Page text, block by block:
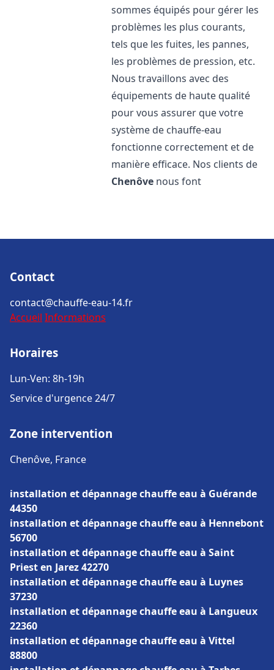
sommes équipés pour gérer les
problèmes les plus courants,
tels que les fuites, les pannes,
les problèmes de pression, etc.
Nous travaillons avec des
équipements de haute qualité
pour vous assurer que votre
système de chauffe-eau
fonctionne correctement et de
manière efficace. Nos clients de
Chenôve nous font
Contact
contact@chauffe-eau-14.fr
Accueil Informations
Horaires
Lun-Ven: 8h-19h
Service d'urgence 24/7
Zone intervention
Chenôve, France
installation et dépannage chauffe eau à Guérande
44350
installation et dépannage chauffe eau à Hennebont
56700
installation et dépannage chauffe eau à Saint
Priest en Jarez 42270
installation et dépannage chauffe eau à Luynes
37230
installation et dépannage chauffe eau à Langueux
22360
installation et dépannage chauffe eau à Vittel
88800